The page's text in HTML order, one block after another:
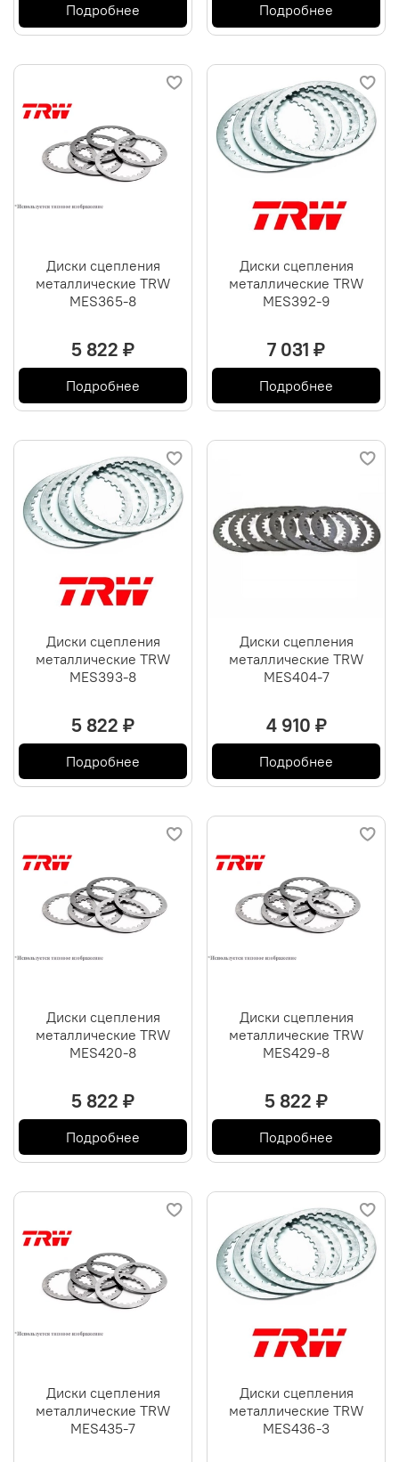
Подробнее Подробнее
Диски сцепления
металлические TRW
MES365-8
5 822 ₽
Подробнее
Диски сцепления
металлические TRW
MES392-9
7 031 ₽
Подробнее
Диски сцепления
металлические TRW
MES393-8
5 822 ₽
Подробнее
Диски сцепления
металлические TRW
MES404-7
4 910 ₽
Подробнее
Диски сцепления
металлические TRW
MES420-8
5 822 ₽
Подробнее
Диски сцепления
металлические TRW
MES429-8
5 822 ₽
Подробнее
Диски сцепления
металлические TRW
MES435-7
Диски сцепления
металлические TRW
MES436-3